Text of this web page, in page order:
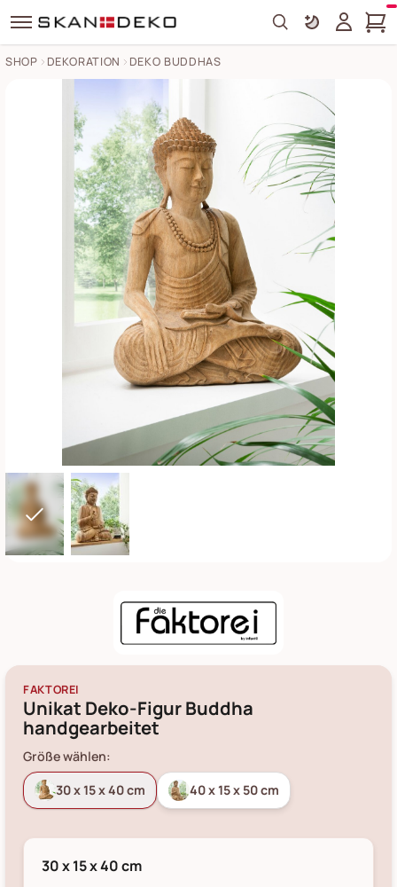
Search
SHOP DEKORATION DEKO BUDDHAS
Unikat Deko-Figur Buddha handgearbeitet Bilder
FAKTOREI
Unikat Deko-Figur Buddha
handgearbeitet
Größe wählen:
30 x 15 x 40 cm 40 x 15 x 50 cm
30 x 15 x 40 cm